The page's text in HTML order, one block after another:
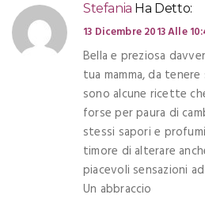
Stefania Ha Detto:
13 Dicembre 2013 Alle
Bella e preziosa
tua mamma, da
sono alcune ricette
forse per paura di
stessi sapori e
timore di alterare
piacevoli sensazioni
Un abbraccio